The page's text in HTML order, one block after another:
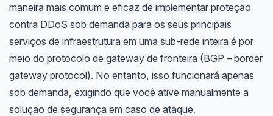
maneira mais comum e eficaz de implementar proteção
contra DDoS sob demanda para os seus principais
serviços de infraestrutura em uma sub-rede inteira é por
meio do protocolo de gateway de fronteira (BGP – border
gateway protocol). No entanto, isso funcionará apenas
sob demanda, exigindo que você ative manualmente a
solução de segurança em caso de ataque.